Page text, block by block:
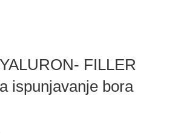
FILLER
ispunjavanje bora